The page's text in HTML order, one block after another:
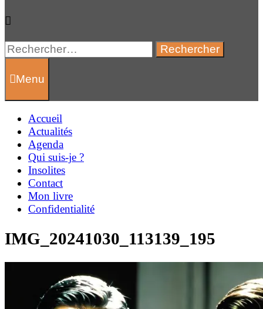
Rechercher :
Menu
Accueil
Actualités
Agenda
Qui suis-je ?
Insolites
Contact
Mon livre
Confidentialité
IMG_20241030_113139_195